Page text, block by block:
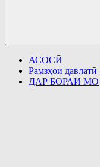
АСОСӢ
Рамзҳои давлатӣ
ДАР БОРАИ МО